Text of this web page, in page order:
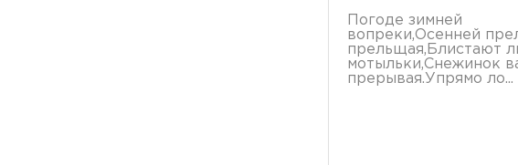
Погоде зимней
вопреки,Осенней
прельщая,Блистают
мотыльки,Снежинок
прерывая.Упрямо ло...